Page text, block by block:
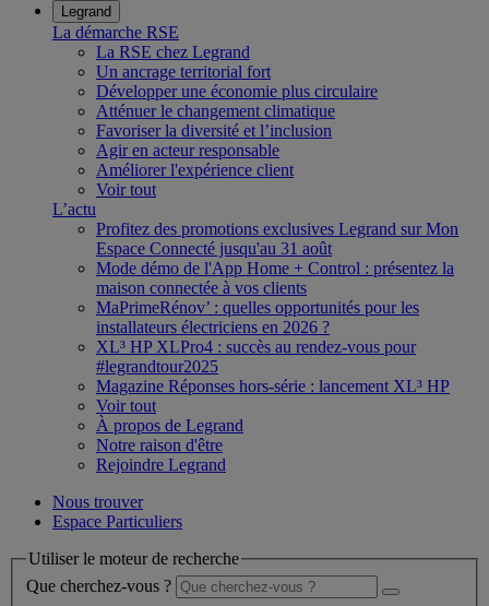
Legrand
La démarche RSE
La RSE chez Legrand
Un ancrage territorial fort
Développer une économie plus circulaire
Atténuer le changement climatique
Favoriser la diversité et l’inclusion
Agir en acteur responsable
Améliorer l'expérience client
Voir tout
L’actu
Profitez des promotions exclusives Legrand sur Mon
Espace Connecté jusqu'au 31 août
Mode démo de l'App Home + Control : présentez la
maison connectée à vos clients
MaPrimeRénov’ : quelles opportunités pour les
installateurs électriciens en 2026 ?
XL³ HP XLPro4 : succès au rendez-vous pour
#legrandtour2025
Magazine Réponses hors-série : lancement XL³ HP
Voir tout
À propos de Legrand
Notre raison d'être
Rejoindre Legrand
Nous trouver
Espace Particuliers
Utiliser le moteur de recherche
Que cherchez-vous ?